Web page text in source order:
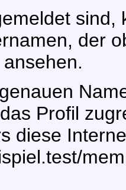
sind,
der
Profil
diese